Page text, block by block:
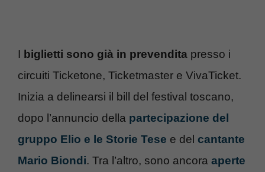
I biglietti sono già in prevendita presso i
circuiti Ticketone, Ticketmaster e VivaTicket.
Inizia a delinearsi il bill del festival toscano,
dopo l’annuncio della partecipazione del
gruppo Elio e le Storie Tese e del cantante
Mario Biondi. Tra l’altro, sono ancora aperte